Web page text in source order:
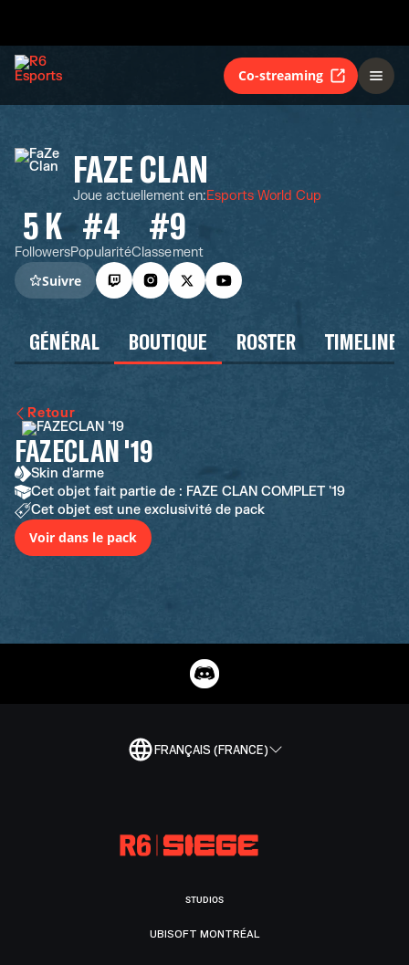
Co-streaming
FAZE CLAN
Joue actuellement en:Esports World Cup
5 K
Followers
#4
Popularité
#9
Classement
Suivre
GÉNÉRAL BOUTIQUE ROSTER TIMELINE
Retour
FAZECLAN '19
Skin d'arme
Cet objet fait partie de : FAZE CLAN COMPLET '19
Cet objet est une exclusivité de pack
Voir dans le pack
FRANÇAIS (FRANCE)
STUDIOS
UBISOFT MONTRÉAL